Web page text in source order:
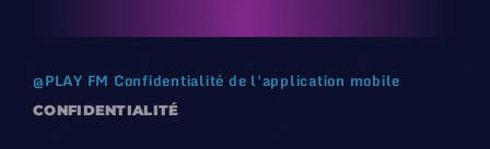
@PLAY FM Confidentialité de l'application mobile
CONFIDENTIALITÉ